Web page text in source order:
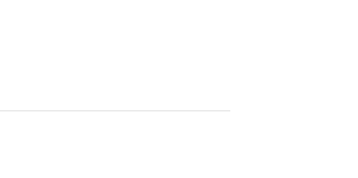
กลืนน้ำลายฝืดคอกับ